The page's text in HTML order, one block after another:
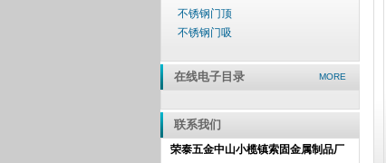
不锈钢门顶
不锈钢门吸
在线电子目录 MORE
联系我们
荣泰五金中山小榄镇索固金属制品厂